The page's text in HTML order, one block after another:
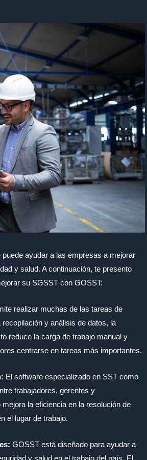
ayudar a las empresas a mejorar
y salud. A continuación, te presento
su SGSST con GOSST:
realizar muchas de las tareas de
y análisis de datos, la
reduce la carga de trabajo manual y
centrarse en tareas más importantes.
El software especializado en SST como
trabajadores, gerentes y
la eficiencia en la resolución de
el lugar de trabajo.
GOSST está diseñado para ayudar a
y salud en el trabajo del país. El